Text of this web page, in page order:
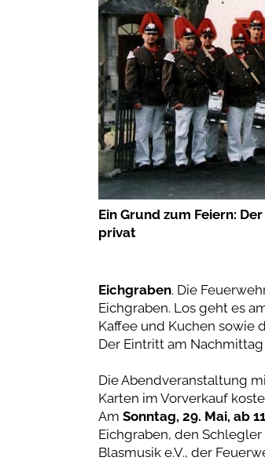
Ein Grund zum Feiern:
privat
Eichgraben. Die
Eichgraben. Los geht es
Kaffee und Kuchen sowie
Der Eintritt am Nachmittag
Die Abendveranstaltung
Karten im Vorverkauf
Am Sonntag, 29. Mai, ab
Eichgraben, den
Blasmusik e.V., der